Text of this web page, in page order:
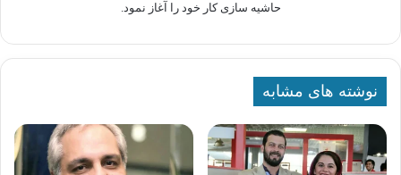
حاشیه سازی کار خود را آغاز نمود.
نوشته های مشابه